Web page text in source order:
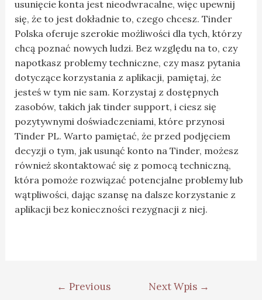
usunięcie konta jest nieodwracalne, więc upewnij
się, że to jest dokładnie to, czego chcesz. Tinder
Polska oferuje szerokie możliwości dla tych, którzy
chcą poznać nowych ludzi. Bez względu na to, czy
napotkasz problemy techniczne, czy masz pytania
dotyczące korzystania z aplikacji, pamiętaj, że
jesteś w tym nie sam. Korzystaj z dostępnych
zasobów, takich jak tinder support, i ciesz się
pozytywnymi doświadczeniami, które przynosi
Tinder PL. Warto pamiętać, że przed podjęciem
decyzji o tym, jak usunąć konto na Tinder, możesz
również skontaktować się z pomocą techniczną,
która pomoże rozwiązać potencjalne problemy lub
wątpliwości, dając szansę na dalsze korzystanie z
aplikacji bez konieczności rezygnacji z niej.
← Previous
Next Wpis →